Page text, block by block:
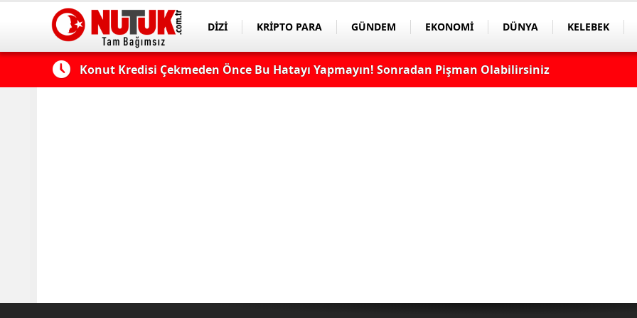
DİZİ KRİPTO PARA GÜNDEM EKONOMİ DÜNYA KELEBEK
Edilmeli? Konut Kredisi Çekmeden Önce Bu Hatayı Yapmayın! Sonradan Pişman Olabilirsiniz